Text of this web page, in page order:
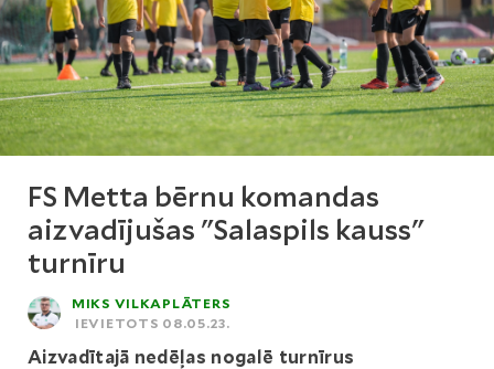
FS Metta bērnu komandas
aizvadījušas "Salaspils kauss"
turnīru
MIKS VILKAPLĀTERS
IEVIETOTS 08.05.23.
Aizvadītajā nedēļas nogalē turnīrus